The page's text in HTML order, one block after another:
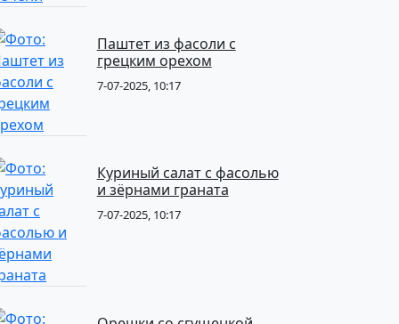
Паштет из фасоли с
грецким орехом
7-07-2025, 10:17
Куриный салат с фасолью
и зёрнами граната
7-07-2025, 10:17